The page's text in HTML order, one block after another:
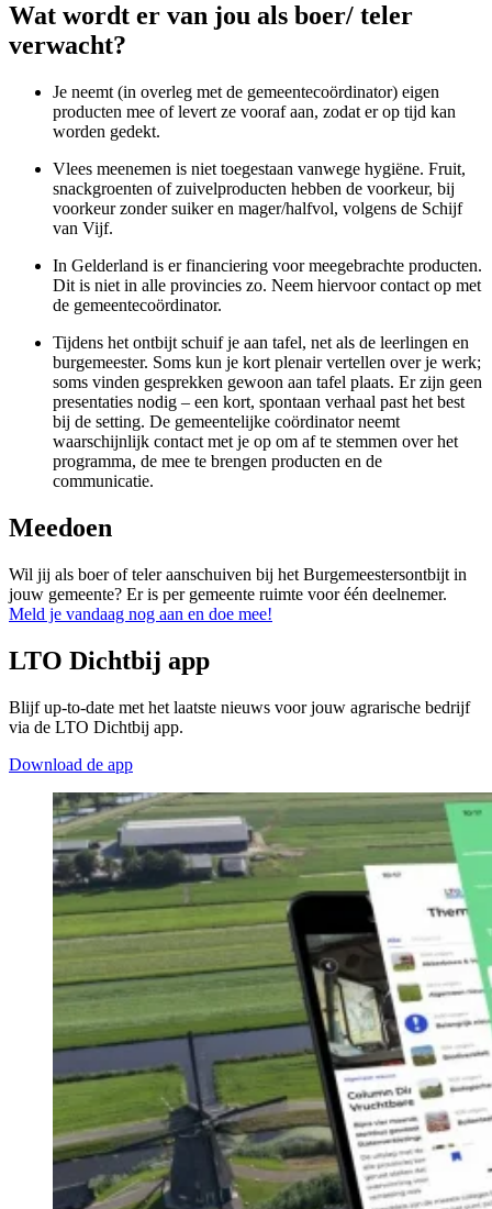
Wat wordt er van jou als boer/ teler
verwacht?
Je neemt (in overleg met de gemeentecoördinator) eigen
producten mee of levert ze vooraf aan, zodat er op tijd kan
worden gedekt.
Vlees meenemen is niet toegestaan vanwege hygiëne. Fruit,
snackgroenten of zuivelproducten hebben de voorkeur, bij
voorkeur zonder suiker en mager/halfvol, volgens de Schijf
van Vijf.
In Gelderland is er financiering voor meegebrachte producten.
Dit is niet in alle provincies zo. Neem hiervoor contact op met
de gemeentecoördinator.
Tijdens het ontbijt schuif je aan tafel, net als de leerlingen en
burgemeester. Soms kun je kort plenair vertellen over je werk;
soms vinden gesprekken gewoon aan tafel plaats. Er zijn geen
presentaties nodig – een kort, spontaan verhaal past het best
bij de setting. De gemeentelijke coördinator neemt
waarschijnlijk contact met je op om af te stemmen over het
programma, de mee te brengen producten en de
communicatie.
Meedoen
Wil jij als boer of teler aanschuiven bij het Burgemeestersontbijt in
jouw gemeente? Er is per gemeente ruimte voor één deelnemer.
Meld je vandaag nog aan en doe mee!
LTO Dichtbij app
Blijf up-to-date met het laatste nieuws voor jouw agrarische bedrijf
via de LTO Dichtbij app.
Download de app